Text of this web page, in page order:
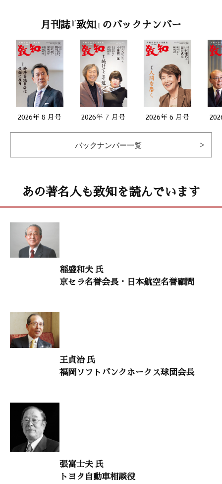
第一線で活躍する女性
「あなたはあなたのままで素晴らしい存在 」
菅谷晃子（引き売り士）
二十代をどう生きるか
「コンプレックスは武器になる」
コシノジュンコ（デザイナー）
「仕事とは人格の延長である」
佐藤 等（ドラッカー学会共同代表理事）
禅語に学ぶ 93
人生百年時代を生きる心得 8
「利他性の心構えを磨く習慣の確立について」
田中真澄（社会教育家）
「時流を読むには法則がある」
中西輝政（京都大学名誉教授）
風の便り 17
「『世論』と『輿論』」
占部賢志（中村学園大学客員教授）
意見・判断
「中間選挙後のアメリカはどこに向かうのか」
山中泉（オフィス・ファウンテン代表）
月刊誌『致知』のバックナンバー
2026年 8 月号 2026年 7 月号 2026年 6 月号
バックナンバー一覧
あの著名人も致知を読んでいます
稲盛和夫 氏
京セラ名誉会長・日本航空名誉顧問
王貞治 氏
福岡ソフトバンクホークス球団会長
張富士夫 氏
トヨタ自動車相談役